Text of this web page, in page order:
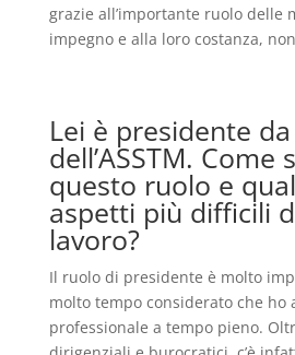
grazie all’importante ruolo delle
impegno e alla loro costanza,
Lei è presidente
dell’ASSTM. Come
questo ruolo e
aspetti più difficili
lavoro?
Il ruolo di presidente è molto
molto tempo considerato che ho
professionale a tempo pieno.